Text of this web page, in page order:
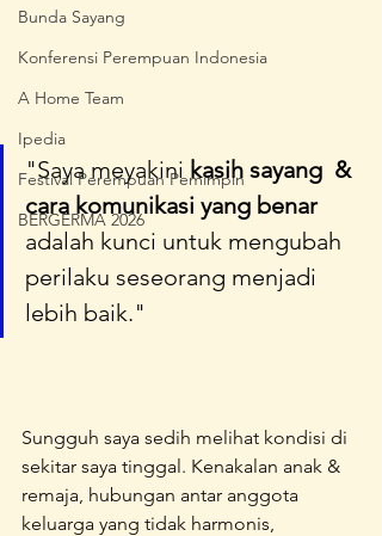
Bunda Sayang
Konferensi Perempuan Indonesia
A Home Team
Ipedia
Festival Perempuan Pemimpin
BERGERMA 2026
"Saya meyakini kasih sayang  &
cara komunikasi yang benar
adalah kunci untuk mengubah
perilaku seseorang menjadi
lebih baik."
Sungguh saya sedih melihat kondisi di
sekitar saya tinggal. Kenakalan anak &
remaja, hubungan antar anggota
keluarga yang tidak harmonis,